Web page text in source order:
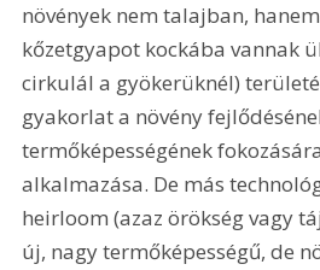
növények nem talajban,
kőzetgyapot kockába vannak
cirkulál a gyökerüknél)
gyakorlat a növény
termőképességének
alkalmazása. De más
heirloom (azaz örökség vagy
új, nagy termőképességű, de